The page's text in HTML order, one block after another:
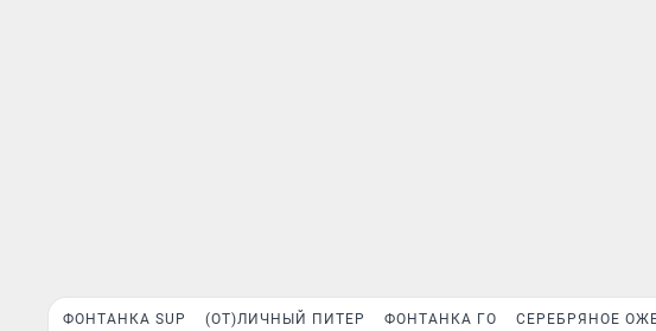
ФОНТАНКА SUP (ОТ)ЛИЧНЫЙ ПИТЕР ФОНТАНКА ГО СЕРЕБРЯНОЕ